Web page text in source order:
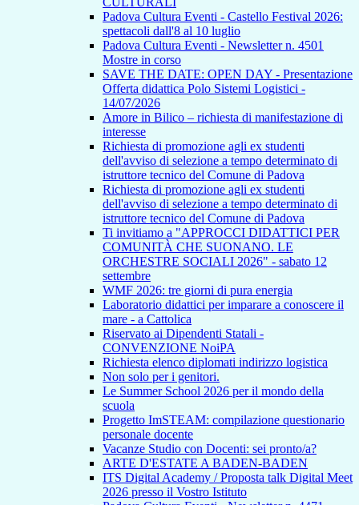
Padova Cultura Eventi - Castello Festival 2026:
spettacoli dall'8 al 10 luglio
Padova Cultura Eventi - Newsletter n. 4501
Mostre in corso
SAVE THE DATE: OPEN DAY - Presentazione
Offerta didattica Polo Sistemi Logistici -
14/07/2026
Amore in Bilico – richiesta di manifestazione di
interesse
Richiesta di promozione agli ex studenti
dell'avviso di selezione a tempo determinato di
istruttore tecnico del Comune di Padova
Richiesta di promozione agli ex studenti
dell'avviso di selezione a tempo determinato di
istruttore tecnico del Comune di Padova
Ti invitiamo a "APPROCCI DIDATTICI PER
COMUNITÀ CHE SUONANO. LE
ORCHESTRE SOCIALI 2026" - sabato 12
settembre
WMF 2026: tre giorni di pura energia
Laboratorio didattici per imparare a conoscere il
mare - a Cattolica
Riservato ai Dipendenti Statali -
CONVENZIONE NoiPA
Richiesta elenco diplomati indirizzo logistica
Non solo per i genitori.
Le Summer School 2026 per il mondo della
scuola
Progetto ImSTEAM: compilazione questionario
personale docente
Vacanze Studio con Docenti: sei pronto/a?
ARTE D'ESTATE A BADEN-BADEN
ITS Digital Academy / Proposta talk Digital Meet
2026 presso il Vostro Istituto